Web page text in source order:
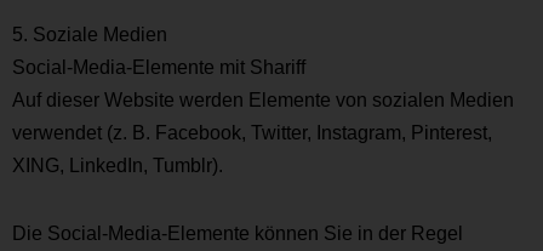
5. Soziale Medien
Social-Media-Elemente mit Shariff
Auf dieser Website werden Elemente von sozialen Medien
verwendet (z. B. Facebook, Twitter, Instagram, Pinterest,
XING, LinkedIn, Tumblr).
Die Social-Media-Elemente können Sie in der Regel